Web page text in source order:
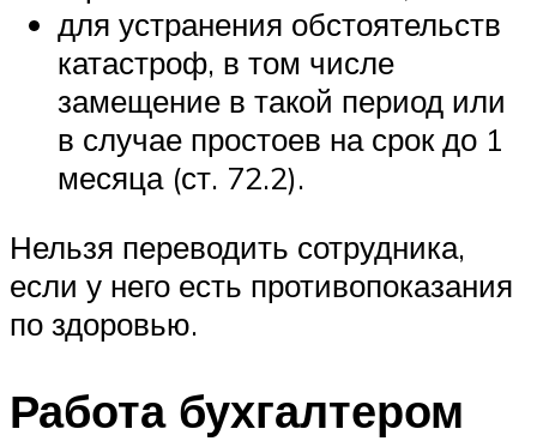
для устранения обстоятельств
катастроф, в том числе
замещение в такой период или
в случае простоев на срок до 1
месяца (ст. 72.2).
Нельзя переводить сотрудника,
если у него есть противопоказания
по здоровью.
Работа бухгалтером